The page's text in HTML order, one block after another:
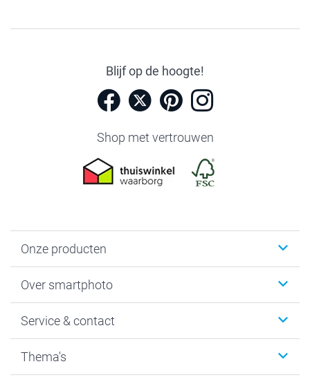
Blijf op de hoogte!
Shop met vertrouwen
Onze producten
Fotoboeken
Fotocadeaus
Kaarten
Over smartphoto
Vacatures
Bestelproces
Service & contact
Tevredenheidsgarantie
Thema's